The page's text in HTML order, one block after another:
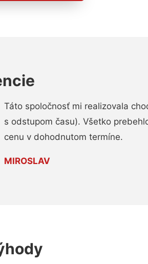
Táto spoločnosť mi realizovala
s odstupom času). Všetko
cenu v dohodnutom termíne.
MIROSLAV